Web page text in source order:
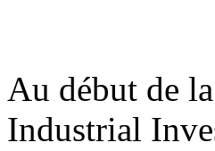
Au début de
Industrial